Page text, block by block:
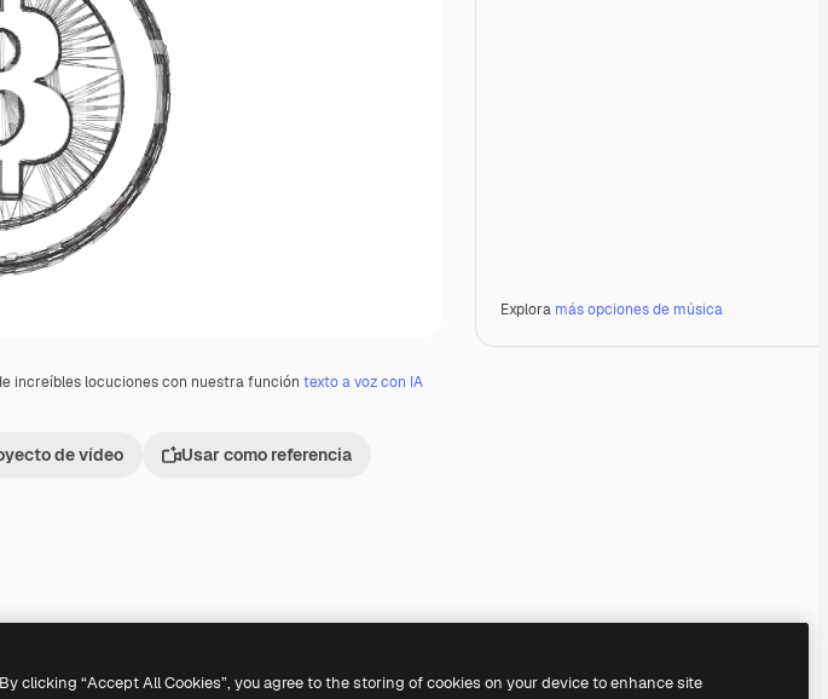
increíbles locuciones con nuestra función texto a voz con IA
de vídeo Usar como referencia
Explora más opciones de música
By clicking “Accept All Cookies”, you agree to the storing of cookies on your device to enhance site